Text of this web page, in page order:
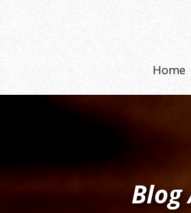
Home
Blog